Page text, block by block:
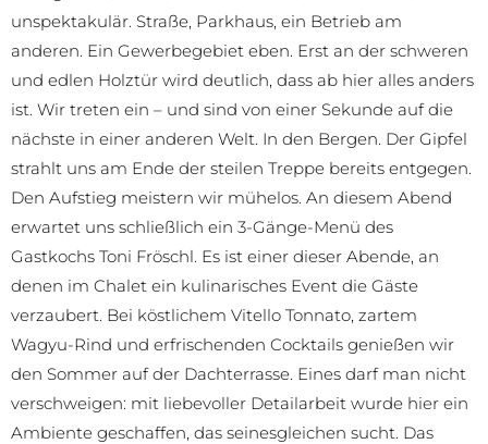
unspektakulär. Straße, Parkhaus, ein Betrieb am
anderen. Ein Gewerbegebiet eben. Erst an der schweren
und edlen Holztür wird deutlich, dass ab hier alles anders
ist. Wir treten ein – und sind von einer Sekunde auf die
nächste in einer anderen Welt. In den Bergen. Der Gipfel
strahlt uns am Ende der steilen Treppe bereits entgegen.
Den Aufstieg meistern wir mühelos. An diesem Abend
erwartet uns schließlich ein 3-Gänge-Menü des
Gastkochs Toni Fröschl. Es ist einer dieser Abende, an
denen im Chalet ein kulinarisches Event die Gäste
verzaubert. Bei köstlichem Vitello Tonnato, zartem
Wagyu-Rind und erfrischenden Cocktails genießen wir
den Sommer auf der Dachterrasse. Eines darf man nicht
verschweigen: mit liebevoller Detailarbeit wurde hier ein
Ambiente geschaffen, das seinesgleichen sucht. Das